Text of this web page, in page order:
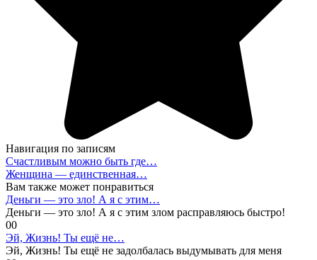
Навигация по записям
Счастливым можно быть где…
Женщина — единственная…
Вам также может понравиться
Деньги — это зло! А я с этим…
Деньги — это зло! А я с этим злом расправляюсь быстро!
00
Эй, Жизнь! Ты ещё не…
Эй, Жизнь! Ты ещё не задолбалась выдумывать для меня